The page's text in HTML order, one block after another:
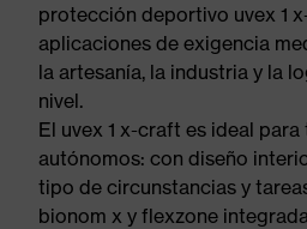
protección deportivo uvex 1
aplicaciones de exigencia
la artesanía, la industria y la
nivel.
El uvex 1 x-craft es ideal
autónomos: con diseño
tipo de circunstancias y
bionom x y flexzone